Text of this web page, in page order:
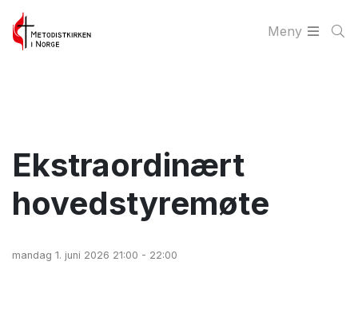
Meny
Ekstraordinært
hovedstyremøte
mandag 1. juni 2026 21:00 - 22:00